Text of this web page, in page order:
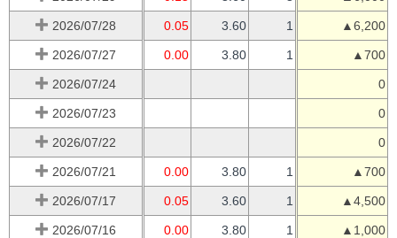
2026/07/28 0.05 3.60 1 ▲6,200
2026/07/27 0.00 3.80 1 ▲700
2026/07/24 0
2026/07/23 0
2026/07/22 0
2026/07/21 0.00 3.80 1 ▲700
2026/07/17 0.05 3.60 1 ▲4,500
2026/07/16 0.00 3.80 1 ▲1,000